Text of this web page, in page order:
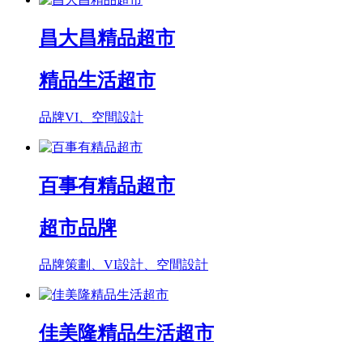
昌大昌精品超市
精品生活超市
品牌VI、空間設計
百事有精品超市
超市品牌
品牌策劃、VI設計、空間設計
佳美隆精品生活超市